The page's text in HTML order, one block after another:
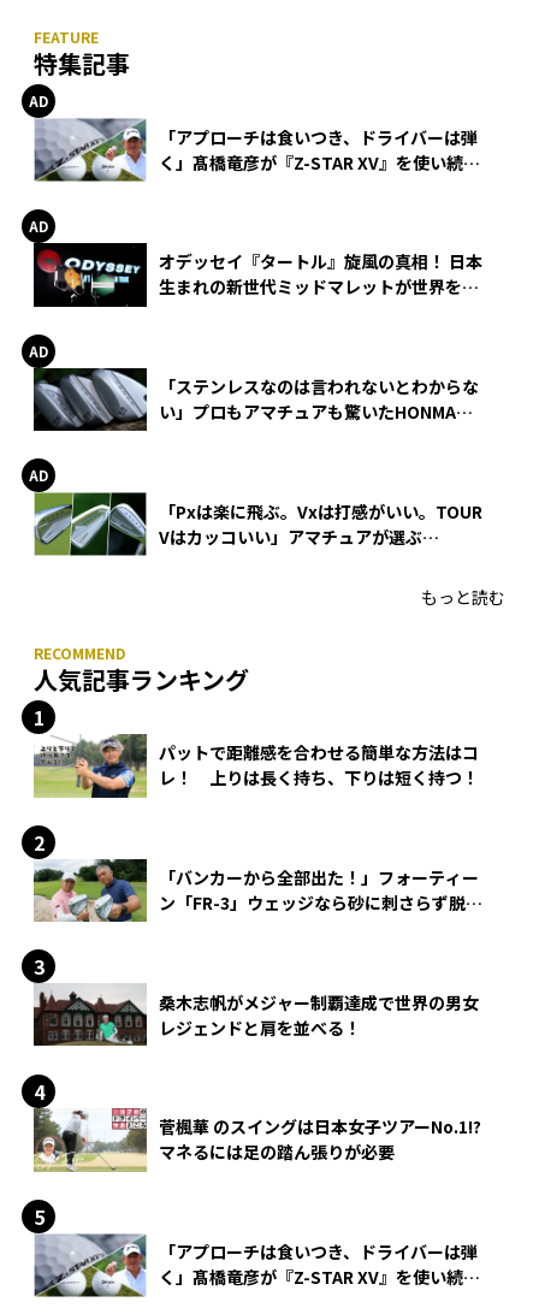
特集記事
「アプローチは食いつき、ドライバーは弾
く」髙橋竜彦が『Z-STAR XV』を使い続け
オデッセイ『タートル』旋風の真相！ 日本
生まれの新世代ミッドマレットが世界を席
「ステンレスなのは言われないとわからな
い」プロもアマチュアも驚いたHONMA
「Pxは楽に飛ぶ。Vxは打感がいい。TOUR
Vはカッコいい」アマチュアが選ぶ
もっと読む
人気記事ランキング
パットで距離感を合わせる簡単な方法はコ
レ！ 上りは長く持ち、下りは短く持つ！
「バンカーから全部出た！」フォーティー
ン「FR-3」ウェッジなら砂に刺さらず脱出
桑木志帆がメジャー制覇達成で世界の男女
レジェンドと肩を並べる！
菅楓華 のスイングは日本女子ツアーNo.1!?
マネるには足の踏ん張りが必要
「アプローチは食いつき、ドライバーは弾
く」髙橋竜彦が『Z-STAR XV』を使い続け